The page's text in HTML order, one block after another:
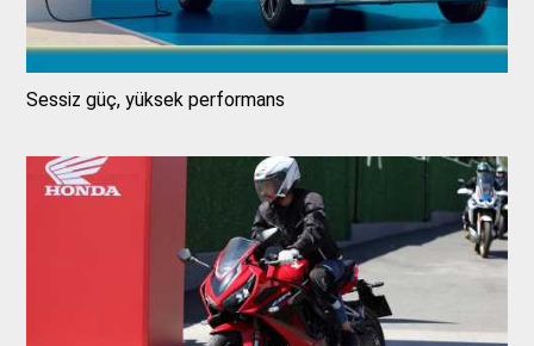
Sessiz güç, yüksek performans